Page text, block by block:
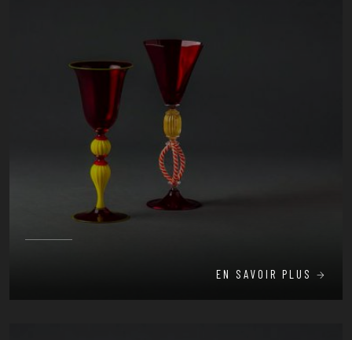
EN SAVOIR PLUS